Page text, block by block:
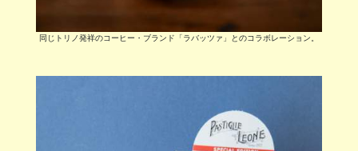
同じトリノ発祥のコーヒー・ブランド「ラバッツァ」とのコラボレーション。